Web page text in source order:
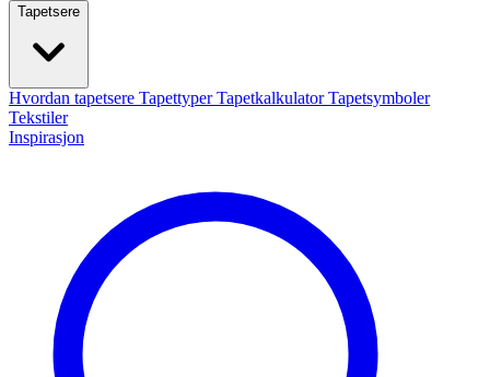
Tapetsere
Hvordan tapetsere TapettyperTapetkalkulatorTapetsymboler
Tekstiler
Inspirasjon